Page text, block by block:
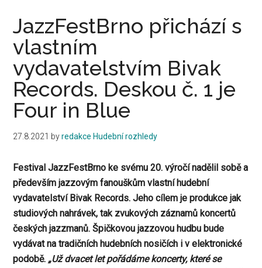
JazzFestBrno přichází s
vlastním
vydavatelstvím Bivak
Records. Deskou č. 1 je
Four in Blue
27.8.2021 byredakce Hudební rozhledy
Festival JazzFestBrno ke svému 20. výročí nadělil sobě a
především jazzovým fanouškům vlastní hudební
vydavatelství Bivak Records. Jeho cílem je produkce jak
studiových nahrávek, tak zvukových záznamů koncertů
českých jazzmanů. Špičkovou jazzovou hudbu bude
vydávat na tradičních hudebních nosičích i v elektronické
podobě. „Už dvacet let pořádáme koncerty, které se